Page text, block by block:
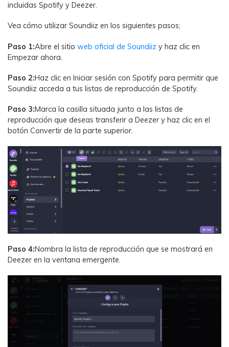
incluidas Spotify y Deezer.
Vea cómo utilizar Soundiiz en los siguientes pasos;
Paso 1:Abre el sitio web oficial de Soundiiz y haz clic en
Empezar ahora.
Paso 2:Haz clic en Iniciar sesión con Spotify para permitir que
Soundiiz acceda a tus listas de reproducción de Spotify.
Paso 3:Marca la casilla situada junto a las listas de
reproducción que deseas transferir a Deezer y haz clic en el
botón Convertir de la parte superior.
Paso 4:Nombra la lista de reproducción que se mostrará en
Deezer en la ventana emergente.